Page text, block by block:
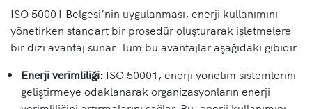
ISO 50001 Belgesi’nin uygulanması, enerji kullanımını
yönetirken standart bir prosedür oluşturarak işletmelere
bir dizi avantaj sunar. Tüm bu avantajlar aşağıdaki gibidir:
Enerji verimliliği: ISO 50001, enerji yönetim sistemlerini
geliştirmeye odaklanarak organizasyonların enerji